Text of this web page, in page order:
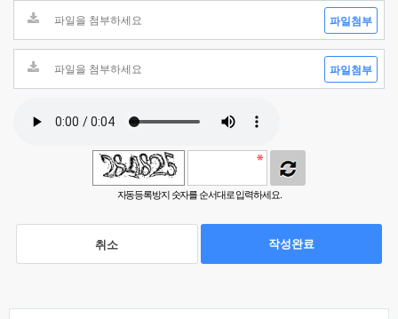
파일첨부
파일첨부
자동등록방지 숫자를 순서대로 입력하세요.
취소 작성완료